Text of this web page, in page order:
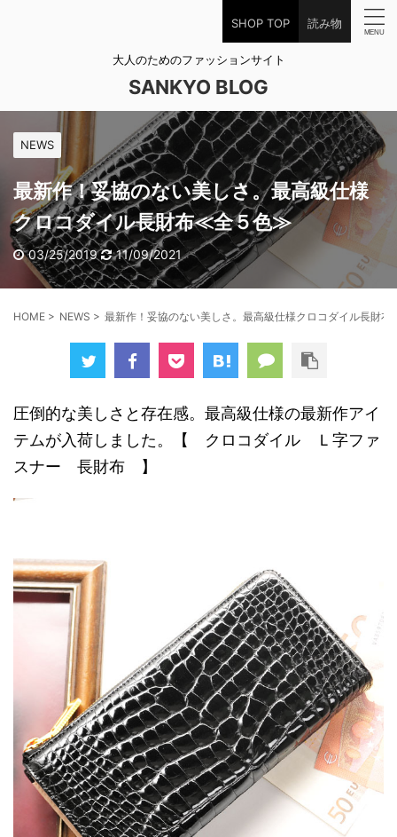
SHOP TOP 読み物
大人のためのファッションサイト
SANKYO BLOG
NEWS
最新作！妥協のない美しさ。最高級仕様
クロコダイル長財布≪全５色≫
03/25/2019 11/09/2021
HOME > NEWS > 最新作！妥協のない美しさ。最高級仕様クロコダイル長財
圧倒的な美しさと存在感。最高級仕様の最新作アイ
テムが入荷しました。【 クロコダイル Ｌ字ファ
スナー 長財布 】